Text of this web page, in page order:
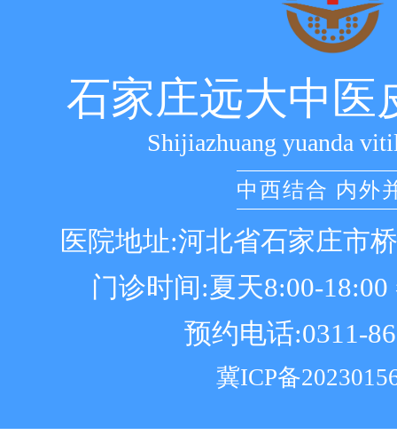
石家庄远大中医
Shijiazhuang yuanda
中西结合 内外
医院地址:河北省石家庄市
门诊时间:夏天8:00-18:00
预约电话:0311-
冀ICP备